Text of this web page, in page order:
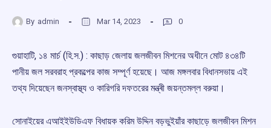
By admin Mar 14, 2023 0
গুয়াহাটি, ১৪ মার্চ (হি.স.) : কাছাড় জেলায় জলজীবন মিশনের অধীনে মোট ৪৩৪টি
পানীয় জল সরবরাহ প্রকল্পের কাজ সম্পূৰ্ণ হয়েছে। আজ মঙ্গলবার বিধানসভায় এই
তথ্য দিয়েছেন জনস্বাস্থ্য ও কারিগরি দফতরের মন্ত্ৰী জয়ন্তমল্ল বরুয়া।
সোনাইয়ের এআইইউডিএফ বিধায়ক করিম উদ্দিন বড়ভুইয়াঁর কাছাড়ে জলজীবন মিশন